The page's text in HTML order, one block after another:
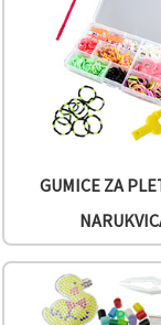
uključujući
uz pomoć
partnera za
analitiku i
marketing.
pristati na
korištenje
klikom na
"Prihvati
naznačiti
GUMICE ZA